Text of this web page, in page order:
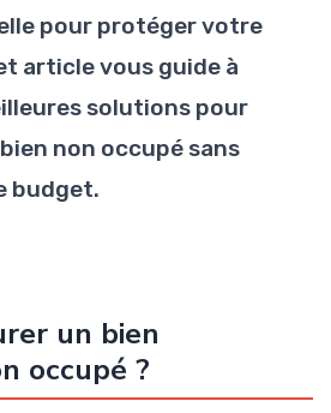
pour protéger votre
article vous guide à
solutions pour
non occupé sans
budget.
un bien
occupé ?